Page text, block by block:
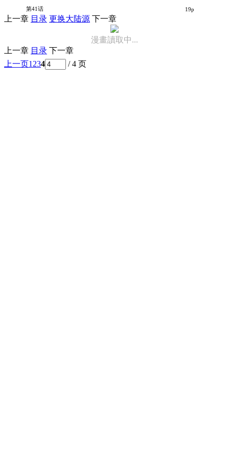
第41话 19p
上一章 目录 更换大陆源 下一章
漫畫讀取中...
上一章 目录 下一章
上一页1 234 / 4 页